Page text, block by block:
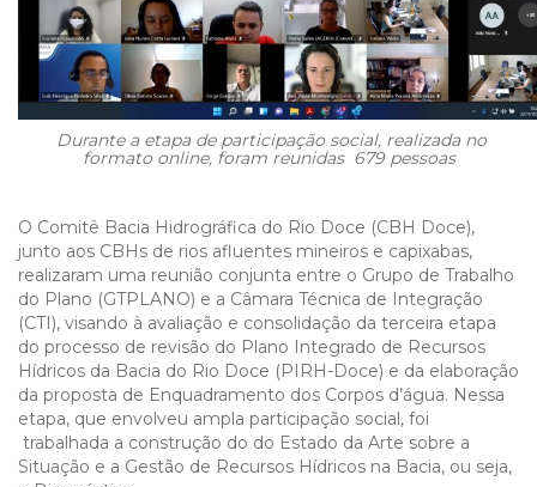
Durante a etapa de participação social, realizada no
formato online, foram reunidas 679 pessoas
O Comitê Bacia Hidrográfica do Rio Doce (CBH Doce),
junto aos CBHs de rios afluentes mineiros e capixabas,
realizaram uma reunião conjunta entre o Grupo de Trabalho
do Plano (GTPLANO) e a Câmara Técnica de Integração
(CTI), visando à avaliação e consolidação da terceira etapa
do processo de revisão do Plano Integrado de Recursos
Hídricos da Bacia do Rio Doce (PIRH-Doce) e da elaboração
da proposta de Enquadramento dos Corpos d’água. Nessa
etapa, que envolveu ampla participação social, foi
trabalhada a construção do do Estado da Arte sobre a
Situação e a Gestão de Recursos Hídricos na Bacia, ou seja,